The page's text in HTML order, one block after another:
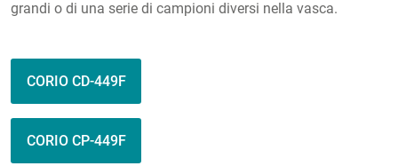
grandi o di una serie di campioni diversi nella vasca.
CORIO CD-449F
CORIO CP-449F